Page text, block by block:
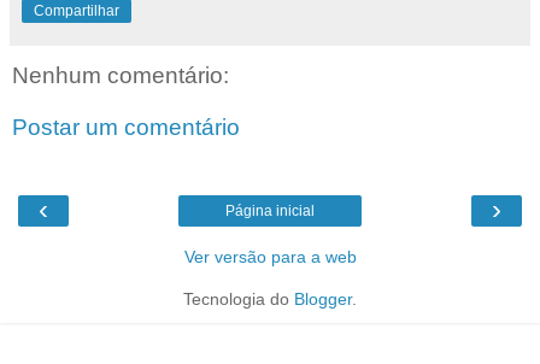
Compartilhar
Nenhum comentário:
Postar um comentário
‹ ›
Página inicial
Ver versão para a web
Tecnologia do Blogger.